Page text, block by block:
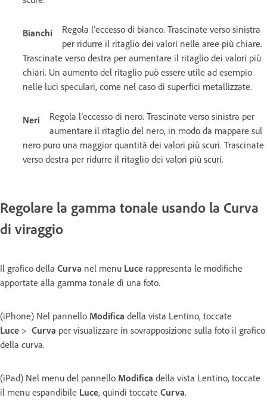
Bianchi
Regola l’eccesso di bianco. Trascinate verso sinistra
per ridurre il ritaglio dei valori nelle aree più chiare.
Trascinate verso destra per aumentare il ritaglio dei valori più
chiari. Un aumento del ritaglio può essere utile ad esempio
nelle luci speculari, come nel caso di superfici metallizzate.
Neri
Regola l’eccesso di nero. Trascinate verso sinistra per
aumentare il ritaglio del nero, in modo da mappare sul
nero puro una maggior quantità dei valori più scuri. Trascinate
verso destra per ridurre il ritaglio dei valori più scuri.
Regolare la gamma tonale usando la Curva
di viraggio
Il grafico della Curva nel menu Luce rappresenta le modifiche
apportate alla gamma tonale di una foto.
(iPhone) Nel pannello Modifica della vista Lentino, toccate
Luce > Curva per visualizzare in sovrapposizione sulla foto il grafico
della curva.
(iPad) Nel menu del pannello Modifica della vista Lentino, toccate
il menu espandibile Luce, quindi toccate Curva.